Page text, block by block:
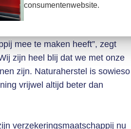
maar natuurlijk ook
mee te maken heeft”, zegt
zijn heel blij dat we met onze
zijn. Naturaherstel is sowieso
vrijwel altijd beter dan
verzekeringsmaatschappij nu
consumentenwebsite.